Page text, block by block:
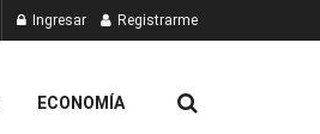
Ingresar Registrarme
ECONOMÍA